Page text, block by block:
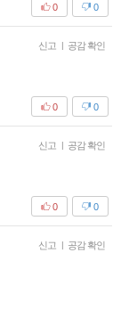
0
0
신고 | 공감 확인
0
0
신고 | 공감 확인
0
0
신고 | 공감 확인